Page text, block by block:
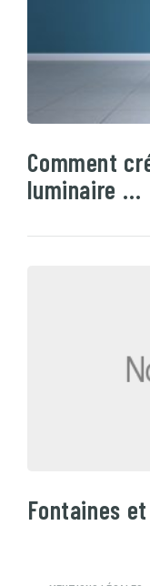
Comment
luminaire …
Fontaines